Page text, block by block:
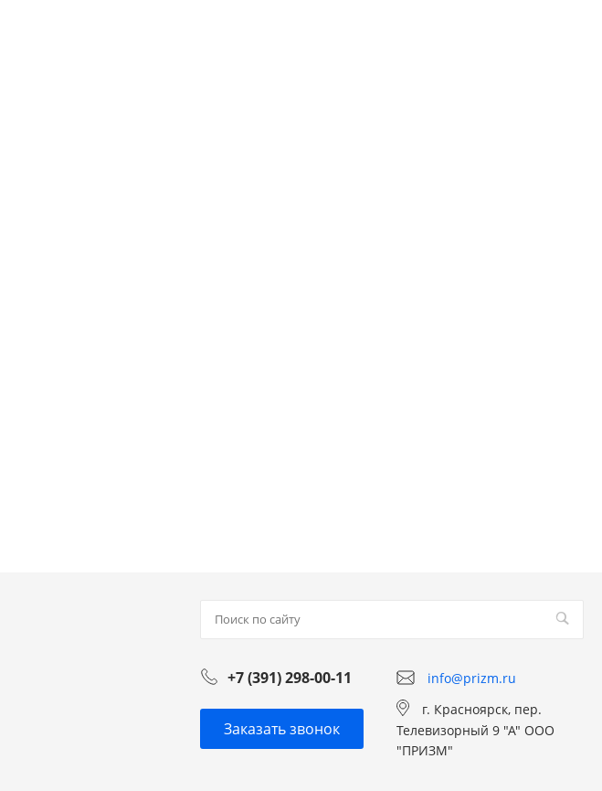
+7 (391) 298-00-11 info@prizm.ru
Заказать звонок
г. Красноярск, пер.
Телевизорный 9 "А" ООО
"ПРИЗМ"